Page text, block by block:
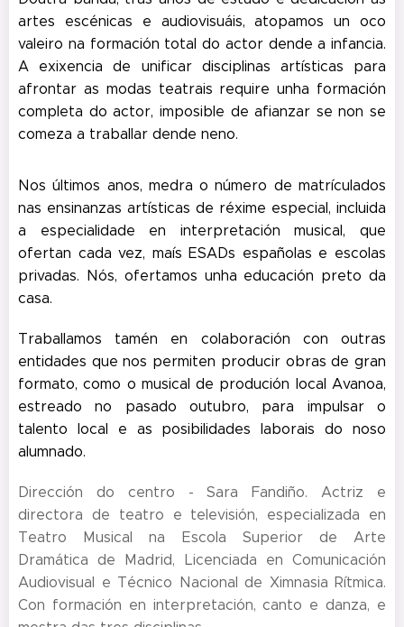
artes escénicas e audiovisuáis, atopamos un oco
valeiro na formación total do actor dende a infancia.
A exixencia de unificar disciplinas artísticas para
afrontar as modas teatrais require unha formación
completa do actor, imposible de afianzar se non se
comeza a traballar dende neno.
Nos últimos anos, medra o número de matrículados
nas ensinanzas artísticas de réxime especial, incluida
a especialidade en interpretación musical, que
ofertan cada vez, maís ESADs españolas e escolas
privadas. Nós, ofertamos unha educación preto da
casa.
Traballamos tamén en colaboración con outras
entidades que nos permiten producir obras de gran
formato, como o musical de produción local Avanoa,
estreado no pasado outubro, para impulsar o
talento local e as posibilidades laborais do noso
alumnado.
Dirección do centro - Sara Fandiño. Actriz e
directora de teatro e televisión, especializada en
Teatro Musical na Escola Superior de Arte
Dramática de Madrid, Licenciada en Comunicación
Audiovisual e Técnico Nacional de Ximnasia Rítmica.
Con formación en interpretación, canto e danza, e
16.06.2023